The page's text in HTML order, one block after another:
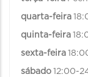
quarta-feira
quinta-feira
sexta-feira
sábado 12:00-